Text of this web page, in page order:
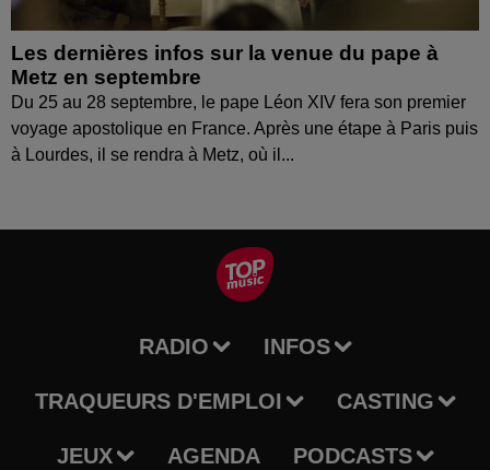
Les dernières infos sur la venue du pape à
Metz en septembre
Du 25 au 28 septembre, le pape Léon XIV fera son premier
voyage apostolique en France. Après une étape à Paris puis
à Lourdes, il se rendra à Metz, où il...
RADIO INFOS
TRAQUEURS D'EMPLOI CASTING
JEUX AGENDA PODCASTS